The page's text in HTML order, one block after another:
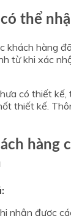
thể
khách hàng
từ khi xác
có thiết
thiết kế.
hàng
nhận được